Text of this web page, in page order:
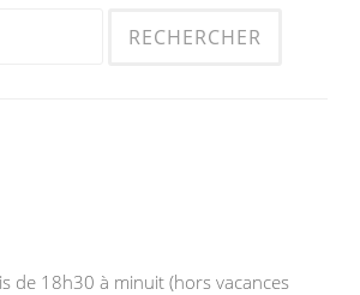
de 18h30 à minuit (hors vacances